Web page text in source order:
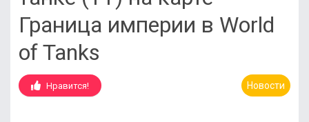
Граница империи в World
of Tanks
Нравится! Новости